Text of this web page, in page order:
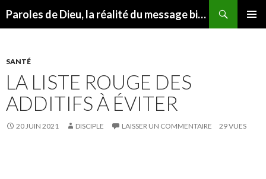
Paroles de Dieu, la réalité du message biblique
SANTÉ
LA LISTE ROUGE DES
ADDITIFS À ÉVITER
20 JUIN 2021 DISCIPLE LAISSER UN COMMENTAIRE 29 VUES